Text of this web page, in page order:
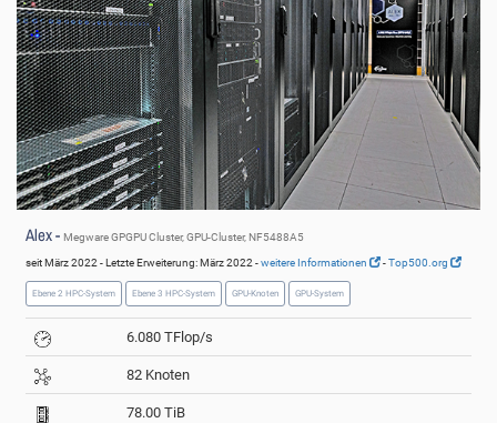
Alex - Megware GPGPU Cluster, GPU-Cluster, NF5488A5
seit März 2022 - Letzte Erweiterung: März 2022 -weitere Informationen -Top500.org
Ebene 2 HPC-System Ebene 3 HPC-System GPU-Knoten GPU-System
6.080 TFlop/s
82 Knoten
78.00 TiB